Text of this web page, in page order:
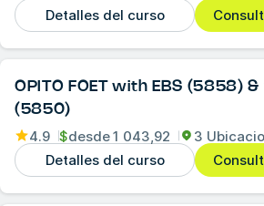
Detalles del curso
OPITO FOET with EBS (5858)
(5850)
4.9 $desde1 043,92
3
Detalles del curso